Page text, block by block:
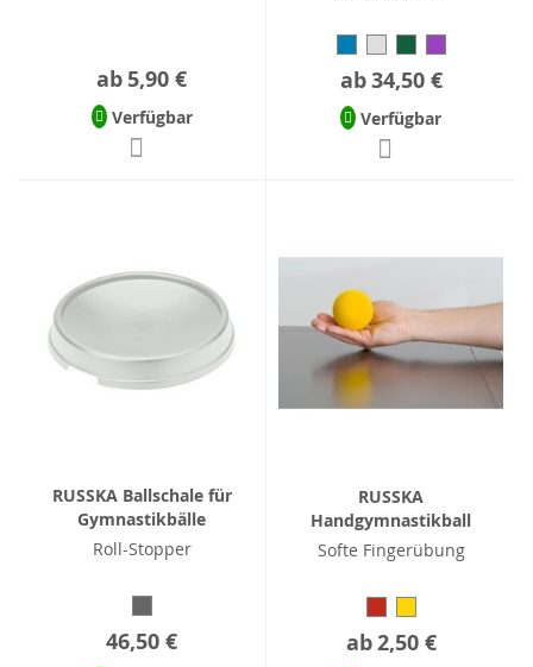
ab 5,90 €
Verfügbar
ab34,50 €
Verfügbar
RUSSKA Ballschale für
Gymnastikbälle
Roll-Stopper
46,50 €
RUSSKA
Handgymnastikball
Softe Fingerübung
ab2,50 €